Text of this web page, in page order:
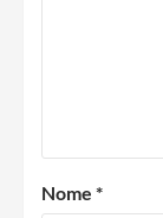
Nome *